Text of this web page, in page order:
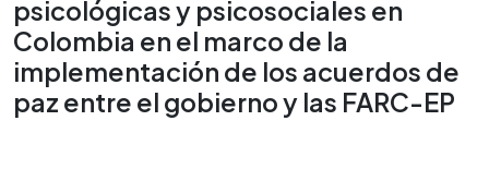
psicológicas y psicosociales en
Colombia en el marco de la
implementación de los acuerdos de
paz entre el gobierno y las FARC-EP